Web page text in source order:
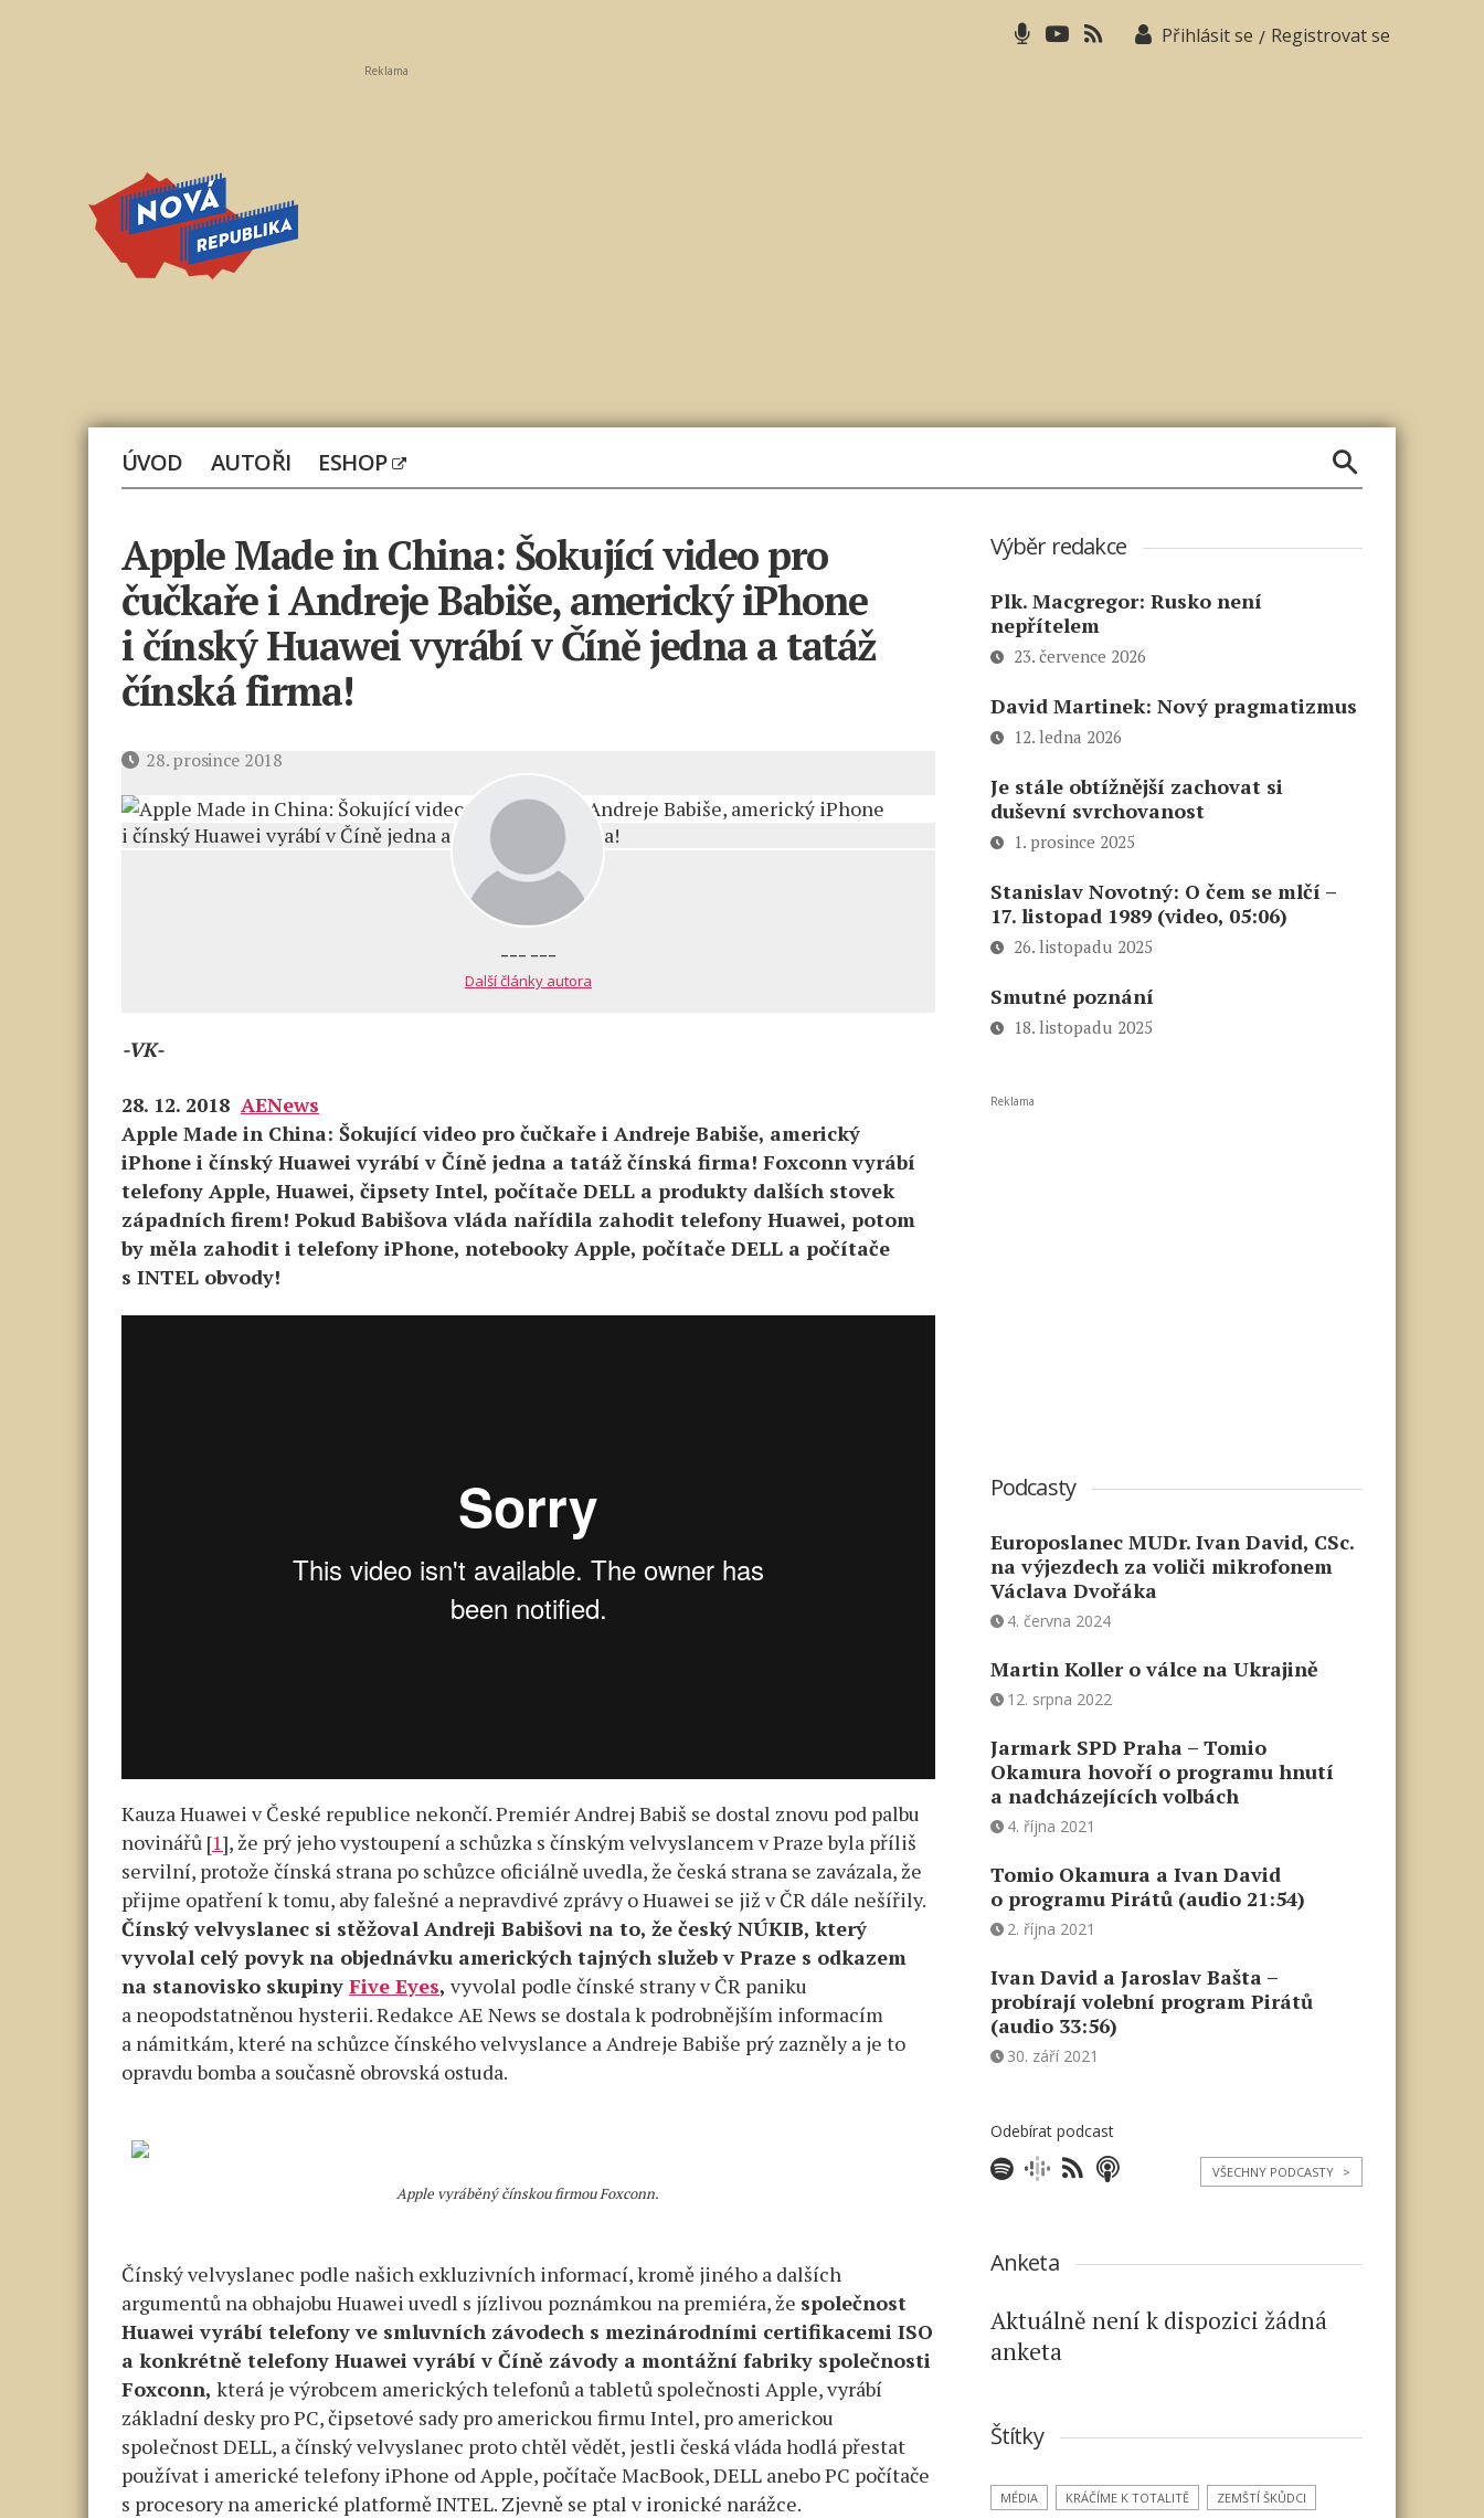
Přihlásit se / Registrovat se
Reklama
ÚVOD AUTOŘI ESHOP
Apple Made in China: Šokující video pro
čučkaře i Andreje Babiše, americký iPhone
i čínský Huawei vyrábí v Číně jedna a tatáž
čínská firma!
Datum28. prosince 2018
--- ---
Další články autora
-VK-
28. 12. 2018 AENews
Apple Made in China: Šokující video pro čučkaře i Andreje Babiše, americký
iPhone i čínský Huawei vyrábí v Číně jedna a tatáž čínská firma! Foxconn vyrábí
telefony Apple, Huawei, čipsety Intel, počítače DELL a produkty dalších stovek
západních firem! Pokud Babišova vláda nařídila zahodit telefony Huawei, potom
by měla zahodit i telefony iPhone, notebooky Apple, počítače DELL a počítače
s INTEL obvody!
Kauza Huawei v České republice nekončí. Premiér Andrej Babiš se dostal znovu pod palbu
novinářů [1], že prý jeho vystoupení a schůzka s čínským velvyslancem v Praze byla příliš
servilní, protože čínská strana po schůzce oficiálně uvedla, že česká strana se zavázala, že
přijme opatření k tomu, aby falešné a nepravdivé zprávy o Huawei se již v ČR dále nešířily.
Čínský velvyslanec si stěžoval Andreji Babišovi na to, že český NÚKIB, který
vyvolal celý povyk na objednávku amerických tajných služeb v Praze s odkazem
na stanovisko skupiny Five Eyes, vyvolal podle čínské strany v ČR paniku
a neopodstatněnou hysterii. Redakce AE News se dostala k podrobnějším informacím
a námitkám, které na schůzce čínského velvyslance a Andreje Babiše prý zazněly a je to
opravdu bomba a současně obrovská ostuda.
Apple vyráběný čínskou firmou Foxconn.
Čínský velvyslanec podle našich exkluzivních informací, kromě jiného a dalších
argumentů na obhajobu Huawei uvedl s jízlivou poznámkou na premiéra, že společnost
Huawei vyrábí telefony ve smluvních závodech s mezinárodními certifikacemi ISO
a konkrétně telefony Huawei vyrábí v Číně závody a montážní fabriky společnosti
Foxconn, která je výrobcem amerických telefonů a tabletů společnosti Apple, vyrábí
základní desky pro PC, čipsetové sady pro americkou firmu Intel, pro americkou
společnost DELL, a čínský velvyslanec proto chtěl vědět, jestli česká vláda hodlá přestat
používat i americké telefony iPhone od Apple, počítače MacBook, DELL anebo PC počítače
s procesory na americké platformě INTEL. Zjevně se ptal v ironické narážce.
Výběr redakce
Plk. Macgregor: Rusko není
nepřítelem
23. července 2026
David Martinek: Nový pragmatizmus
12. ledna 2026
Je stále obtížnější zachovat si
duševní svrchovanost
1. prosince 2025
Stanislav Novotný: O čem se mlčí –
17. listopad 1989 (video, 05:06)
26. listopadu 2025
Smutné poznání
18. listopadu 2025
Reklama
Podcasty
Europoslanec MUDr. Ivan David, CSc.
na výjezdech za voliči mikrofonem
Václava Dvořáka
4. června 2024
Martin Koller o válce na Ukrajině
12. srpna 2022
Jarmark SPD Praha – Tomio
Okamura hovoří o programu hnutí
a nadcházejících volbách
4. října 2021
Tomio Okamura a Ivan David
o programu Pirátů (audio 21:54)
2. října 2021
Ivan David a Jaroslav Bašta –
probírají volební program Pirátů
(audio 33:56)
30. září 2021
Odebírat podcast
VŠECHNY PODCASTY >
Anketa
Aktuálně není k dispozici žádná
anketa
Štítky
MÉDIA KRÁČÍME K TOTALITĚ ZEMŠTÍ ŠKŮDCI